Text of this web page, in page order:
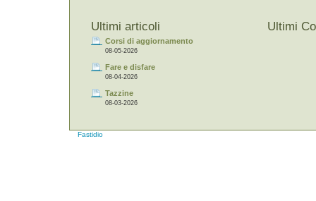
Ultimi articoli
Corsi di aggiornamento
08-05-2026
Fare e disfare
08-04-2026
Tazzine
08-03-2026
Ultimi
Fastidio